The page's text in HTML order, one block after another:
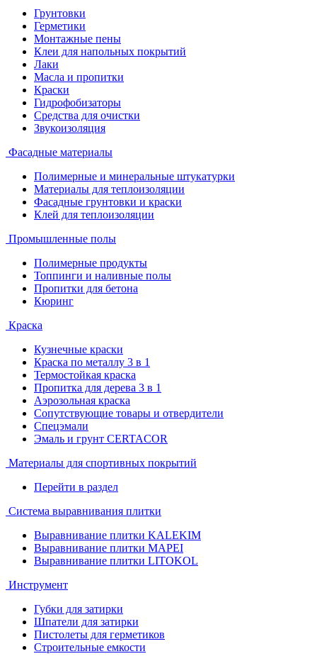
Грунтовки
Герметики
Монтажные пены
Клеи для напольных покрытий
Лаки
Масла и пропитки
Краски
Гидрофобизаторы
Средства для очистки
Звукоизоляция
Фасадные материалы
Полимерные и минеральные штукатурки
Материалы для теплоизоляции
Фасадные грунтовки и краски
Клей для теплоизоляции
Промышленные полы
Полимерные продукты
Топпинги и наливные полы
Пропитки для бетона
Кюринг
Краска
Кузнечные краски
Краска по металлу 3 в 1
Термостойкая краска
Пропитка для дерева 3 в 1
Аэрозольная краска
Сопутствующие товары и отвердители
Спецэмали
Эмаль и грунт CERTACOR
Материалы для спортивных покрытий
Перейти в раздел
Система выравнивания плитки
Выравнивание плитки KALEKIM
Выравнивание плитки MAPEI
Выравнивание плитки LITOKOL
Инструмент
Губки для затирки
Шпатели для затирки
Пистолеты для герметиков
Строительные емкости